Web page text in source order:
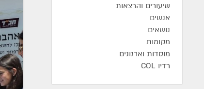
שיעורים והרצאות
אנשים
נושאים
מקומות
מוסדות וארגונים
רדיו COL